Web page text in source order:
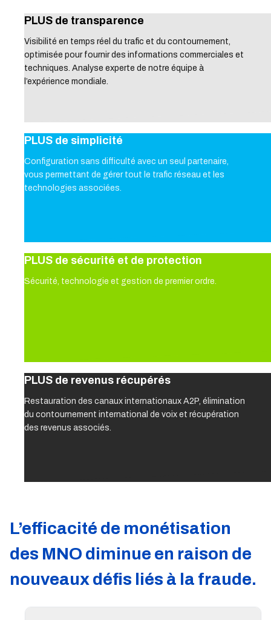
PLUS de transparence
Visibilité en temps réel du trafic et du contournement,
optimisée pour fournir des informations commerciales et
techniques. Analyse experte de notre équipe à
l’expérience mondiale.
PLUS de simplicité
Configuration sans difficulté avec un seul partenaire,
vous permettant de gérer tout le trafic réseau et les
technologies associées.
PLUS de sécurité et de protection
Sécurité, technologie et gestion de premier ordre.
PLUS de revenus récupérés
Restauration des canaux internationaux A2P, élimination
du contournement international de voix et récupération
des revenus associés.
L’efficacité de monétisation
des MNO diminue en raison de
nouveaux défis liés à la fraude.